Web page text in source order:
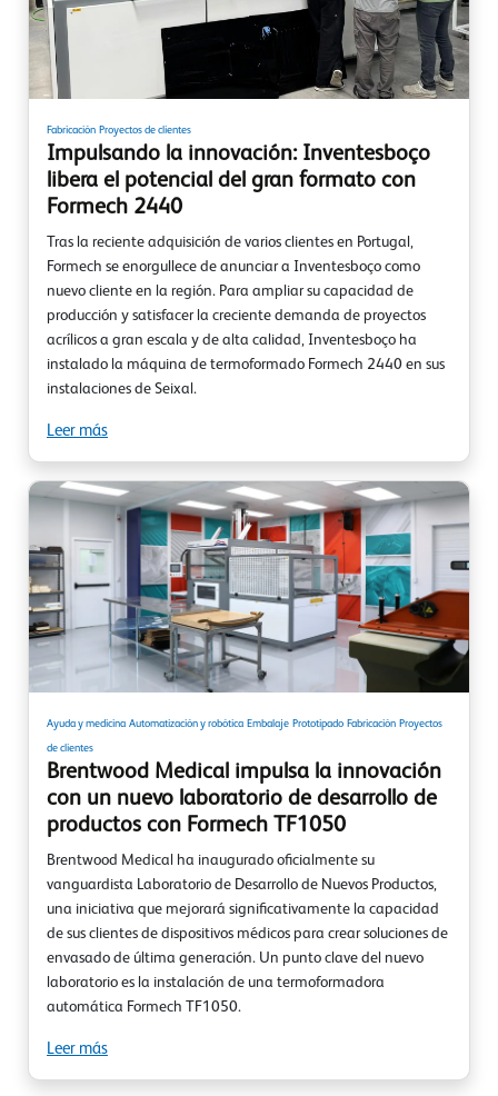
Fabricación Proyectos de clientes
Impulsando la innovación: Inventesboço
libera el potencial del gran formato con
Formech 2440
Tras la reciente adquisición de varios clientes en Portugal,
Formech se enorgullece de anunciar a Inventesboço como
nuevo cliente en la región. Para ampliar su capacidad de
producción y satisfacer la creciente demanda de proyectos
acrílicos a gran escala y de alta calidad, Inventesboço ha
instalado la máquina de termoformado Formech 2440 en sus
instalaciones de Seixal.
Leer más
Ayuda y medicina Automatización y robótica Embalaje Prototipado Fabricación Proyectos
de clientes
Brentwood Medical impulsa la innovación
con un nuevo laboratorio de desarrollo de
productos con Formech TF1050
Brentwood Medical ha inaugurado oficialmente su
vanguardista Laboratorio de Desarrollo de Nuevos Productos,
una iniciativa que mejorará significativamente la capacidad
de sus clientes de dispositivos médicos para crear soluciones de
envasado de última generación. Un punto clave del nuevo
laboratorio es la instalación de una termoformadora
automática Formech TF1050.
Leer más